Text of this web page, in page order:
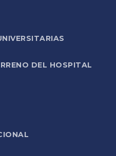
DEL HOSPITAL